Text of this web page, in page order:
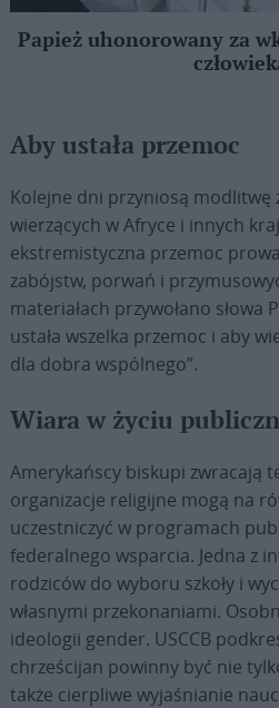
Papież uhonorowany za
Aby ustała przemoc
Kolejne dni przyniosą modlitwę
wierzących w Afryce i innych
ekstremistyczna przemoc
zabójstw, porwań i
materiałach przywołano słowa
ustała wszelka przemoc i aby
dla dobra wspólnego”.
Wiara w życiu
Amerykańscy biskupi zwracają
organizacje religijne mogą na
uczestniczyć w programach
federalnego wsparcia. Jedna z
rodziców do wyboru szkoły i
własnymi przekonaniami.
ideologii gender. USCCB
chrześcijan powinny być nie
także cierpliwe wyjaśnianie